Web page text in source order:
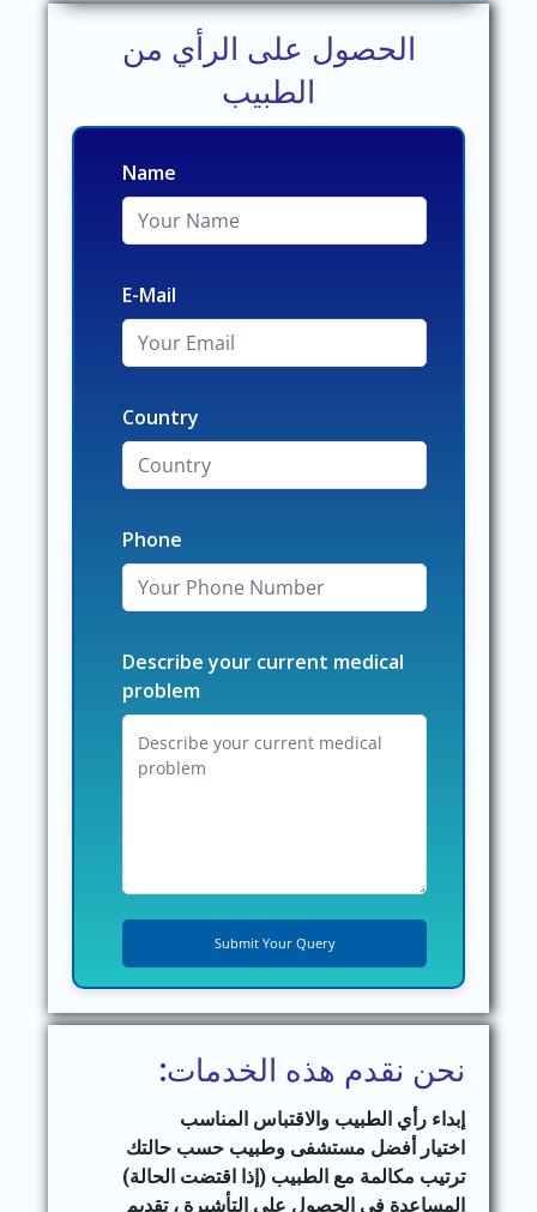
الحصول على الرأي من
الطبيب
Name
E-Mail
Country
Phone
Describe your current medical
problem
نحن نقدم هذه الخدمات:
إبداء رأي الطبيب والاقتباس المناسب
اختيار أفضل مستشفى وطبيب حسب حالتك
ترتيب مكالمة مع الطبيب (إذا اقتضت الحالة)
المساعدة في الحصول على التأشيرة ، تقديم